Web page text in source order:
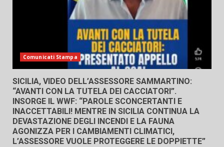
Comunicati Stampa
SICILIA, VIDEO DELL’ASSESSORE SAMMARTINO:
“AVANTI CON LA TUTELA DEI CACCIATORI”.
INSORGE IL WWF: “PAROLE SCONCERTANTI E
INACCETTABILI! MENTRE IN SICILIA CONTINUA LA
DEVASTAZIONE DEGLI INCENDI E LA FAUNA
AGONIZZA PER I CAMBIAMENTI CLIMATICI,
L’ASSESSORE VUOLE PROTEGGERE LE DOPPIETTE”